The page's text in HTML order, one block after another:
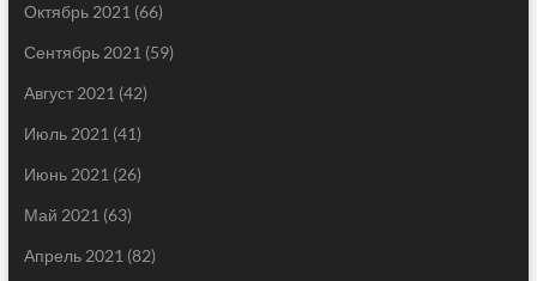
Октябрь 2021 (66)
Сентябрь 2021 (59)
Август 2021 (42)
Июль 2021 (41)
Июнь 2021 (26)
Май 2021 (63)
Апрель 2021 (82)